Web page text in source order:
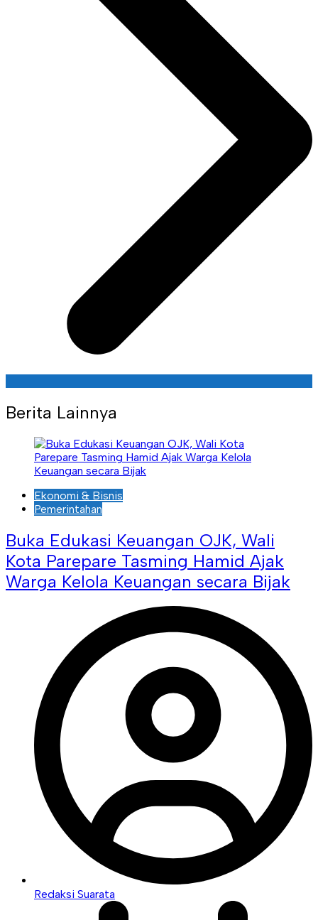
Berita Lainnya
Ekonomi & Bisnis
Pemerintahan
Buka Edukasi Keuangan OJK, Wali
Kota Parepare Tasming Hamid Ajak
Warga Kelola Keuangan secara Bijak
Redaksi Suarata